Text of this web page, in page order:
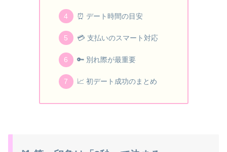
⏰ デート時間の目安
💳 支払いのスマート対応
🔑 別れ際が最重要
📈 初デート成功のまとめ